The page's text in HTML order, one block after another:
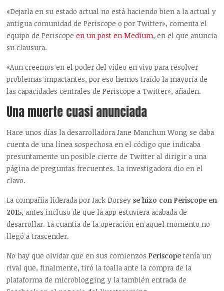
«Dejarla en su estado actual no está haciendo bien a la actual y
antigua comunidad de Periscope o por Twitter», comenta el
equipo de Periscopeen un post en Medium, en el que anuncia
su clausura.
«Aun creemos en el poder del vídeo en vivo para resolver
problemas impactantes, por eso hemos traído la mayoría de
las capacidades centrales de Periscope a Twitter», añaden.
Una muerte cuasi anunciada
Hace unos días la desarrolladora Jane Manchun Wong se daba
cuenta de una línea sospechosa en el código que indicaba
presuntamente un posible cierre de Twitter al dirigir a una
página de preguntas frecuentes. La investigadora dio en el
clavo.
La compañía liderada por Jack Dorsey se hizo con Periscope en
2015, antes incluso de que la app estuviera acabada de
desarrollar. La cuantía de la operación en aquel momento no
llegó a trascender.
No hay que olvidar que en sus comienzosPeriscopetenía un
rival que, finalmente, tiró la toalla ante la compra de la
plataforma de microblogging y la también entrada de